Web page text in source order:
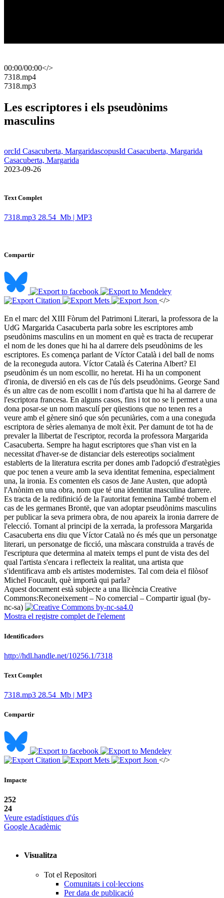
00:00/00:00</>
​7318.mp4
​7318.mp3
Les escriptores i els pseudònims
masculins
orcId Casacuberta, MargaridascopusId Casacuberta, Margarida
Casacuberta, Margarida
​ 2023-09-26
Text Complet
7318.mp3 28.54 Mb | MP3
Compartir
</>
En el marc del XIII Fòrum del Patrimoni Literari, la professora de la
UdG Margarida Casacuberta parla sobre les escriptores amb
pseudònims masculins en un moment en què es tracta de recuperar
el nom de les dones que hi ha al darrere dels pseudònims de les
escriptores. Es comença parlant de Víctor Català i del ball de noms
de la reconeguda autora. Víctor Català és Caterina Albert? El
pseudònim és un nom escollir, no heretat. Hi ha un component
d'ironia, de diversió en els cas de l'ús dels pseudònims. George Sand
és un altre cas de nom escollit i nom d'artista que hi ha al darrere de
l'escriptora francesa. En alguns casos, fins i tot no se li permet a una
dona posar-se un nom masculí per qüestions que no tenen res a
veure amb el gènere sinó que són pecuniàries, com a una coneguda
escriptora de sèries alemanya de molt èxit. Per damunt de tot ha de
prevaler la llibertat de l'escriptor, recorda la professora Margarida
Casacuberta. Sempre ha hagut escriptores que s'han vist en la
necessitat d'haver-se de distanciar dels estereotips socialment
establerts de la literatura escrita per dones amb l'adopció d'estratègies
que poc tenen a veure amb la seva identitat femenina, especialment
una, la ironia. Es comenten els casos de Jane Austen, que adoptà
l'Anònim en una obra, nom que té una identitat masculina darrere.
Es tracta de la redifinició de la l'autoritat femenina També trobem el
cas de les germanes Brontë, que van adoptar pseudònims masculins
per publicar la seva primera obra, de nou apareix la ironia darrere de
l'elecció. Tornant al principi de la xerrada, la professora Margarida
Casacuberta ens diu que Víctor Català no és més que un personatge
literari, un personatge de ficció, una màscara construïda a través de
l'escriptura que determina al mateix temps el punt de vista des del
qual l'artista s'encara i reflecteix la realitat, una artista que
s'identificava amb els artistes modernistes. Tal com deia el filòsof
Michel Foucault, què importà qui parla? ​
Aquest document està subjecte a una llicència Creative
Commons:Reconeixement – No comercial – Compartir igual (by-
nc-sa)
Mostra el registre complet de l'element
Identificadors
http://hdl.handle.net/10256.1/7318
Text Complet
7318.mp3 28.54 Mb | MP3
Compartir
</>
Impacte
252
24
Veure estadístiques d'ús
Google Acadèmic
Visualitza
Tot el Repositori
Comunitats i col·leccions
Per data de publicació